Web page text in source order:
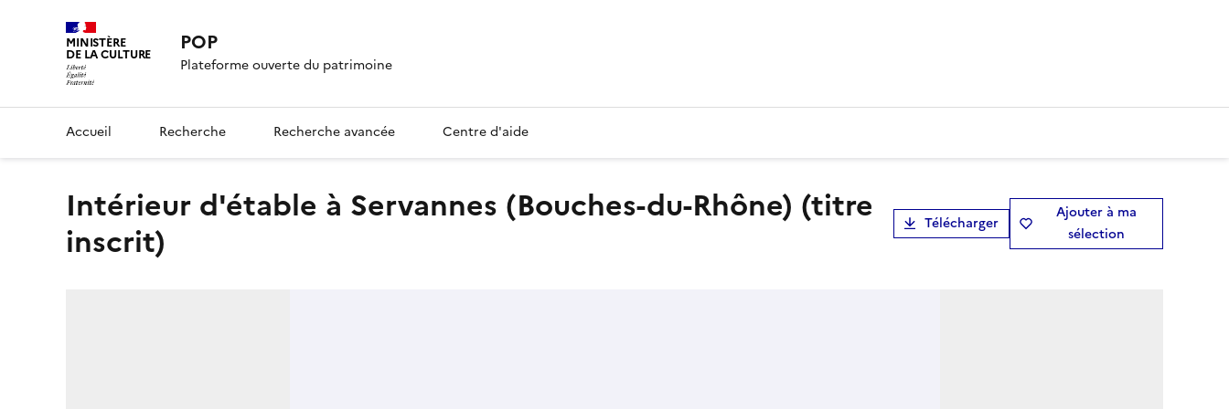
MINISTÈRE
DE LA CULTURE POP
Plateforme ouverte du patrimoine
Accueil Recherche Recherche avancée Centre d'aide
Intérieur d'étable à Servannes (Bouches-du-Rhône) (titre
inscrit)
Télécharger
Ajouter à ma
sélection